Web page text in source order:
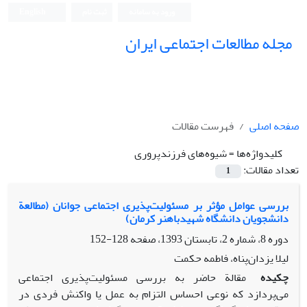
مجله مطالعات اجتماعی ایران
صفحه اصلی
فهرست مقالات
کلیدواژه‌ها =شیوه‌های فرزندپروری
تعداد مقالات:
1
بررسی عوامل مؤثر بر مسئولیت‌پذیری اجتماعی جوانان (مطالعة
دانشجویان دانشگاه شهیدباهنر کرمان)
دوره 8، شماره 2، تابستان 1393، صفحه
128-152
لیلا یزدان‌پناه، فاطمه حکمت
چکیده
مقالة حاضر به بررسی مسئولیت‌پذیری اجتماعی
می‌پردازد که نوعی احساس التزام به عمل یا واکنش فردی در